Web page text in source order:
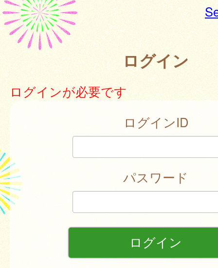
ログイン
ログインが必要です
ログインID
パスワード